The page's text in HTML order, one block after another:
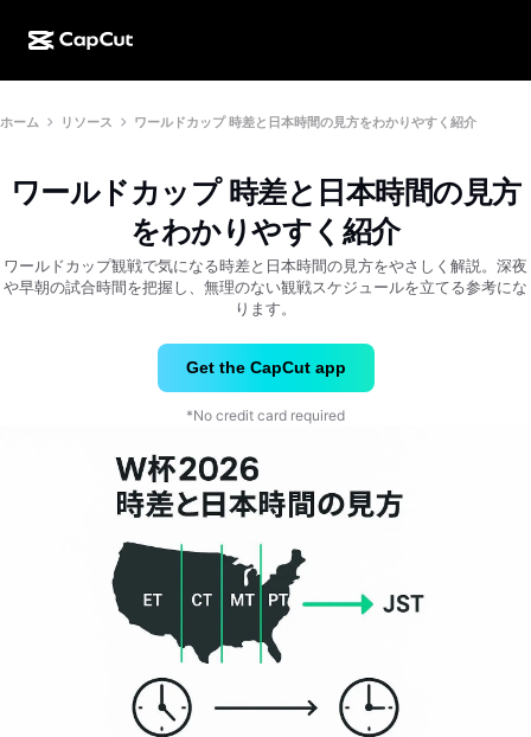
CapCutデスクトップ
CapCutオンライン
CapCut Pad
CapCutモバイル
AI作成
動画スタジオ
AI動画ジェネレーター
AI画像補正ツール
Dreamina Seedance 2.5
Nano Banana Pro
Gemini Omni
テキストとオーディオ
自動キャプション
キャプションテンプレート
機能
動画エディター＆ジェネレーター
画像エディター＆ジェネレーター
音声ジェネレーター＆エディター
ユースケース
ソーシャルメディア
マーケティング
ライフスタイル＆ブイログ
カスタムデザイン
ソーシャルメディアのテンプレート
ホリデーのテンプレート
アニバーサリーのテンプレート
エフェクトのテンプレート
産業のテンプレート
振り返りのテンプレート
その他の情報
アフィリエイト
パイオニアプログラム
クリエイティブパートナープログラム
トラストセンター
ヘルプセンター
ニュースルーム
ホーム リソース ワールドカップ 時差と日本時間の見方をわかりやすく紹介
ワールドカップ 時差と日本時間の見方
をわかりやすく紹介
ワールドカップ観戦で気になる時差と日本時間の見方をやさしく解説。深夜
や早朝の試合時間を把握し、無理のない観戦スケジュールを立てる参考にな
ります。
Get the CapCut app
*No credit card required